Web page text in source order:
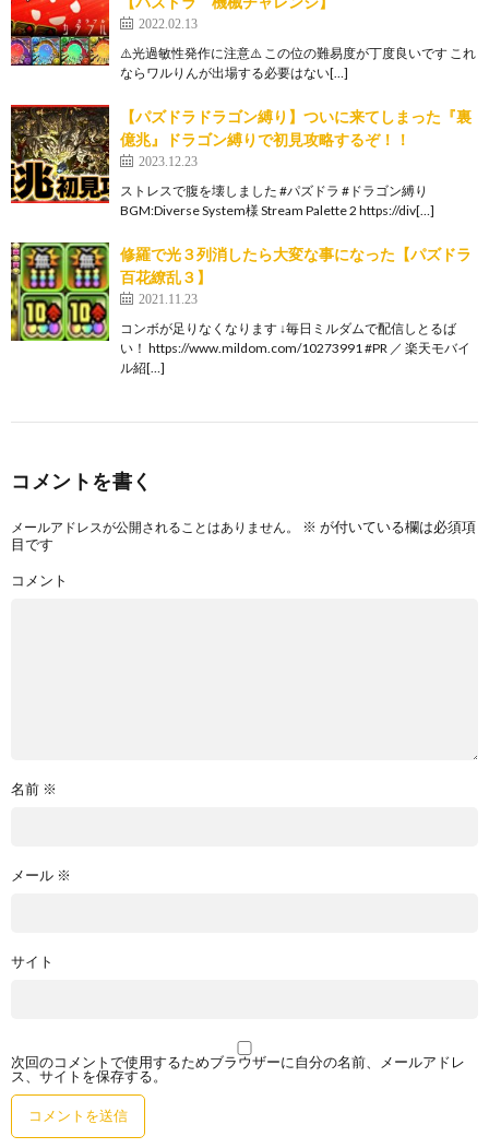
2022.02.13
⚠️光過敏性発作に注意⚠️ この位の難易度が丁度良いです これ
ならワルりんが出場する必要はない[…]
【パズドラドラゴン縛り】ついに来てしまった『裏
億兆』ドラゴン縛りで初見攻略するぞ！！
2023.12.23
ストレスで腹を壊しました #パズドラ #ドラゴン縛り
BGM:Diverse System様 Stream Palette 2 https://div[…]
修羅で光３列消したら大変な事になった【パズドラ
百花繚乱３】
2021.11.23
コンボが足りなくなります ↓毎日ミルダムで配信しとるば
い！ https://www.mildom.com/10273991 #PR ／ 楽天モバイ
ル紹[…]
コメントを書く
メールアドレスが公開されることはありません。 ※ が付いている欄は必須項
目です
コメント
名前 ※
メール ※
サイト
次回のコメントで使用するためブラウザーに自分の名前、メールアドレ
ス、サイトを保存する。